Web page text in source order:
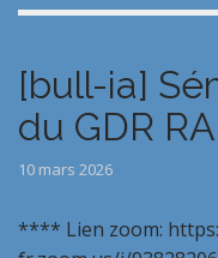
[bull-ia]
du GDR
10 mars 2026
**** Lien zoom: